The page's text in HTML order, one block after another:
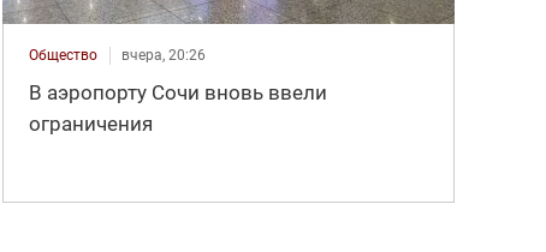
Общество вчера, 20:26
В аэропорту Сочи вновь ввели
ограничения